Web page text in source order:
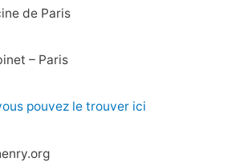
de Paris
– Paris
pouvez le trouver ici